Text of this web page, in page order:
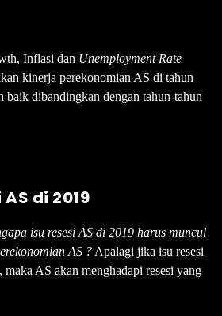
Inflasi dan Unemployment Rate
kinerja perekonomian AS di tahun
baik dibandingkan dengan tahun-tahun
di 2019
isu resesi AS di 2019 harus muncul
AS ? Apalagi jika isu resesi
AS akan menghadapi resesi yang